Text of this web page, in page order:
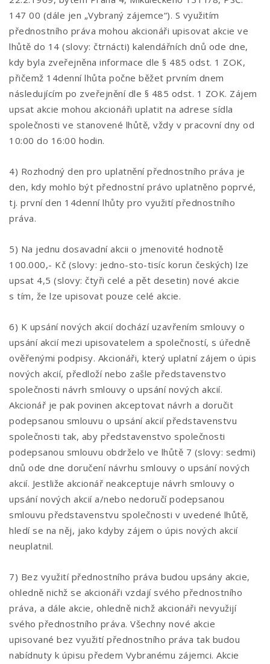
147 00 (dále jen „Vybraný zájemce“). S využitím
přednostního práva mohou akcionáři upisovat akcie ve
lhůtě do 14 (slovy: čtrnácti) kalendářních dnů ode dne,
kdy byla zveřejněna informace dle § 485 odst. 1 ZOK,
přičemž 14denní lhůta počne běžet prvním dnem
následujícím po zveřejnění dle § 485 odst. 1 ZOK. Zájem
upsat akcie mohou akcionáři uplatit na adrese sídla
společnosti ve stanovené lhůtě, vždy v pracovní dny od
10:00 do 16:00 hodin.
4) Rozhodný den pro uplatnění přednostního práva je
den, kdy mohlo být přednostní právo uplatněno poprvé,
tj. první den 14denní lhůty pro využití přednostního
práva.
5) Na jednu dosavadní akcii o jmenovité hodnotě
100.000,- Kč (slovy: jedno-sto-tisíc korun českých) lze
upsat 4,5 (slovy: čtyři celé a pět desetin) nové akcie
s tím, že lze upisovat pouze celé akcie.
6) K upsání nových akcií dochází uzavřením smlouvy o
upsání akcií mezi upisovatelem a společností, s úředně
ověřenými podpisy. Akcionáři, který uplatní zájem o úpis
nových akcií, předloží nebo zašle představenstvo
společnosti návrh smlouvy o upsání nových akcií.
Akcionář je pak povinen akceptovat návrh a doručit
podepsanou smlouvu o upsání akcií představenstvu
společnosti tak, aby představenstvo společnosti
podepsanou smlouvu obdrželo ve lhůtě 7 (slovy: sedmi)
dnů ode dne doručení návrhu smlouvy o upsání nových
akcií. Jestliže akcionář neakceptuje návrh smlouvy o
upsání nových akcií a/nebo nedoručí podepsanou
smlouvu představenstvu společnosti v uvedené lhůtě,
hledí se na něj, jako kdyby zájem o úpis nových akcií
neuplatnil.
7) Bez využití přednostního práva budou upsány akcie,
ohledně nichž se akcionáři vzdají svého přednostního
práva, a dále akcie, ohledně nichž akcionáři nevyužijí
svého přednostního práva. Všechny nové akcie
upisované bez využití přednostního práva tak budou
nabídnuty k úpisu předem Vybranému zájemci. Akcie